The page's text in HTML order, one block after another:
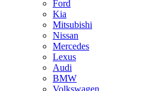
Ford
Kia
Mitsubishi
Nissan
Mercedes
Lexus
Audi
BMW
Volkswagen